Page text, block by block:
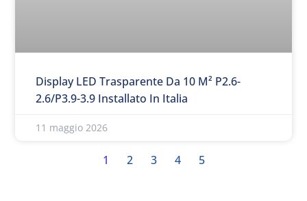
Display LED Trasparente Da 10 M² P2.6-
2.6/P3.9-3.9 Installato In Italia
11 maggio 2026
1 2 3 4 5